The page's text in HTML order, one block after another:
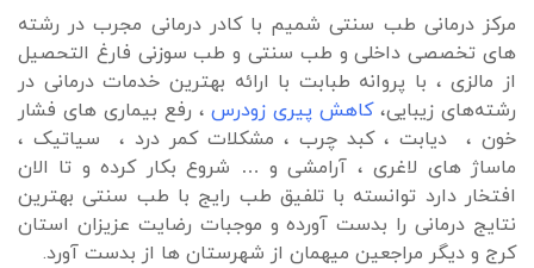
مرکز درمانی طب سنتی شمیم با کادر درمانی مجرب در رشته
های تخصصی داخلی و طب سنتی و طب سوزنی فارغ التحصیل
از مالزی ، با پروانه طبابت با ارائه بهترین خدمات درمانی در
رشته‌های زیبایی،کاهش پیری زودرس، رفع بیماری های فشار
خون ، دیابت ، کبد چرب ، مشکلات کمر درد ، سیاتیک ،
ماساژ های لاغری ، آرامشی و … شروع بکار کرده و تا الان
افتخار دارد توانسته با تلفیق طب رایج با طب سنتی بهترین
نتایج درمانی را بدست آورده و موجبات رضایت عزیزان استان
کرج و دیگر مراجعین میهمان از شهرستان ها از بدست آورد.